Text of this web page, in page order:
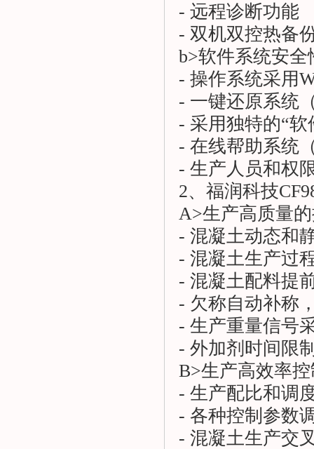
- 远程诊断功能
- 双机双控热备
b>软件系统安全
- 操作系统采用
- 一键还原系统
- 采用独特的“软
- 在线帮助系统
- 生产人员和权
2、福润科技
A>生产高质量
- 混凝土动态和
- 混凝土生产过
- 混凝土配料提
- 欠称自动补称
- 生产重量信号
- 外加剂时间限
B>生产高效率
- 生产配比和调
- 各种控制参数
- 混凝土生产交